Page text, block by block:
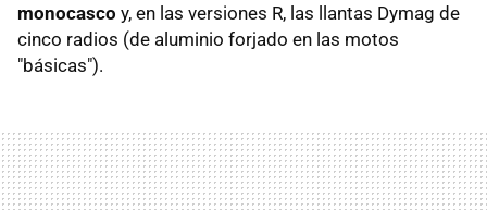
monocasco y, en las versiones R, las llantas Dymag de
cinco radios (de aluminio forjado en las motos
"básicas").